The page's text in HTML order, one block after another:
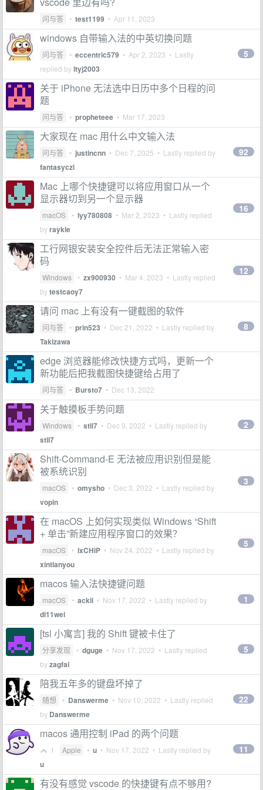
问与答 • test1199 • Apr 11, 2023
windows 自带输入法的中英切换问题
问与答 • eccentric579 • Apr 2, 2023 • Lastly
replied byltyj2003
5
关于 iPhone 无法选中日历中多个日程的问
题
问与答 • propheteee • Mar 17, 2023
大家现在 mac 用什么中文输入法
问与答 • justincnn • Dec 7, 2025 • Lastly replied by
fantasyczl
92
Mac 上哪个快捷键可以将应用窗口从一个
显示器切到另一个显示器
macOS • lyy780808 • Mar 2, 2023 • Lastly replied
byraykle
16
工行网银安装安全控件后无法正常输入密
码
Windows • zx900930 • Mar 4, 2023 • Lastly replied
bytestcaoy7
12
请问 mac 上有没有一键截图的软件
问与答 • prin523 • Dec 21, 2022 • Lastly replied by
Takizawa
8
edge 浏览器能修改快捷方式吗，更新一个
新功能后把我截图快捷键给占用了
问与答 • Bursto7 • Dec 13, 2022
关于触摸板手势问题
Windows • stll7 • Dec 9, 2022 • Lastly replied by
stll7
2
Shift-Command-E 无法被应用识别但是能
被系统识别
macOS • omysho • Dec 3, 2022 • Lastly replied by
vopin
3
在 macOS 上如何实现类似 Windows “Shift
+ 单击”新建应用程序窗口的效果？
macOS • ixCHiP • Nov 24, 2022 • Lastly replied by
xintianyou
5
macos 输入法快捷键问题
macOS • ackii • Nov 17, 2022 • Lastly replied by
di11wei
1
[tsl 小寓言] 我的 Shift 键被卡住了
分享发现 • dguge • Nov 17, 2022 • Lastly replied
byzagfai
5
陪我五年多的键盘坏掉了
随想 • Danswerme • Nov 10, 2022 • Lastly replied
by Danswerme
22
macos 通用控制 iPad 的两个问题
1 Apple • u • Nov 17, 2022 • Lastly replied by
u
11
有没有感觉 vscode 的快捷键有点不够用?